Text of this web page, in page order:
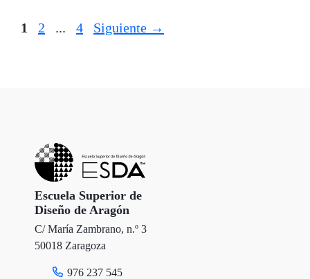
Página
1 Página
2 ... Página
4 Siguiente →
Escuela Superior de
Diseño de Aragón
C/ María Zambrano, n.º 3
50018 Zaragoza
976 237 545